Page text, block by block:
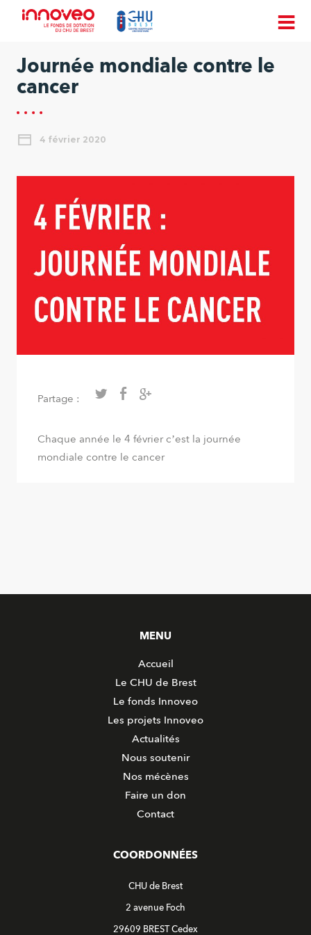
Journée mondiale contre le
cancer
4 février 2020
Partage :
Chaque année le 4 février c’est la journée
mondiale contre le cancer
MENU
Accueil
Le CHU de Brest
Le fonds Innoveo
Les projets Innoveo
Actualités
Nous soutenir
Nos mécènes
Faire un don
Contact
COORDONNÉES
CHU de Brest
2 avenue Foch
29609 BREST Cedex